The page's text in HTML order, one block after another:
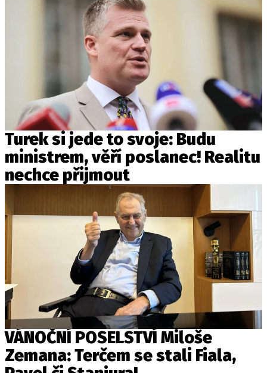
Turek si jede to svoje: Budu
ministrem, věří poslanec! Realitu
nechce přijmout
VÁNOČNÍ POSELSTVÍ Miloše
Zemana: Terčem se stali Fiala,